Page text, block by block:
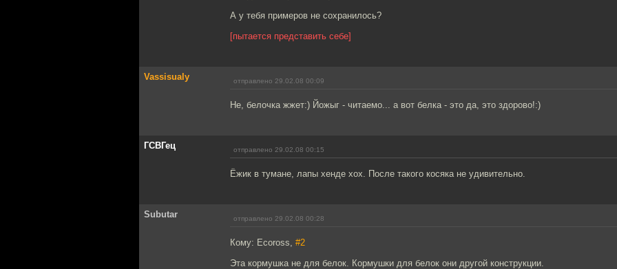
А у тебя примеров не сохранилось?
[пытается представить себе]
Vassisualy отправлено 29.02.08 00:09
Не, белочка жжет:) Йожыг - читаемо... а вот белка - это да, это здорово!:)
ГСВГец отправлено 29.02.08 00:15
Ёжик в тумане, лапы хенде хох. После такого косяка не удивительно.
Subutar отправлено 29.02.08 00:28
Кому: Ecoross, #2
Эта кормушка не для белок. Кормушки для белок они другой конструкции.